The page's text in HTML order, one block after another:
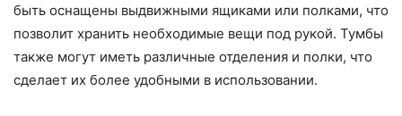
быть оснащены выдвижными ящиками или полками, что
позволит хранить необходимые вещи под рукой. Тумбы
также могут иметь различные отделения и полки, что
сделает их более удобными в использовании.